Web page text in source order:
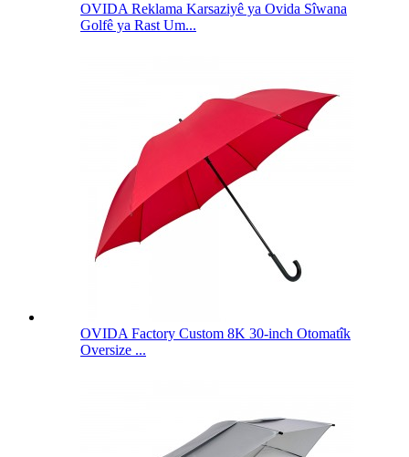
OVIDA Reklama Karsaziyê ya Ovida Sîwana
Golfê ya Rast Um...
OVIDA Factory Custom 8K 30-inch Otomatîk
Oversize ...